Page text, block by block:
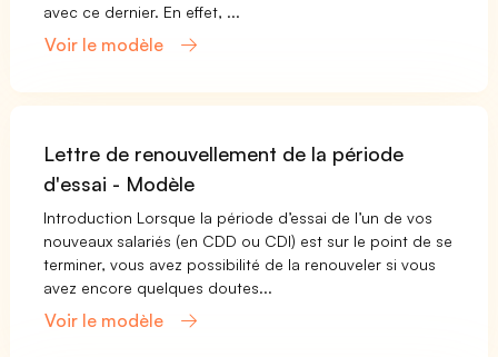
avec ce dernier. En effet, ...
Voir le modèle
Lettre de renouvellement de la période
d'essai - Modèle
Introduction Lorsque la période d’essai de l’un de vos
nouveaux salariés (en CDD ou CDI) est sur le point de se
terminer, vous avez possibilité de la renouveler si vous
avez encore quelques doutes...
Voir le modèle